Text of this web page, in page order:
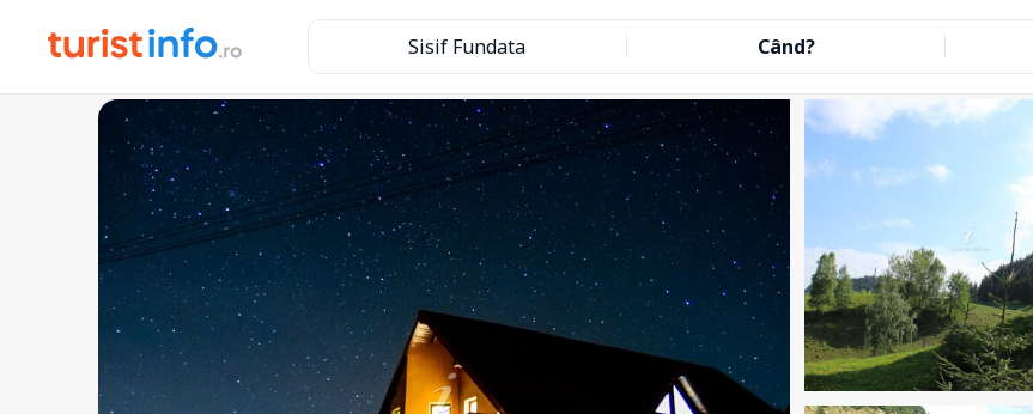
Sisif Fundata Când?